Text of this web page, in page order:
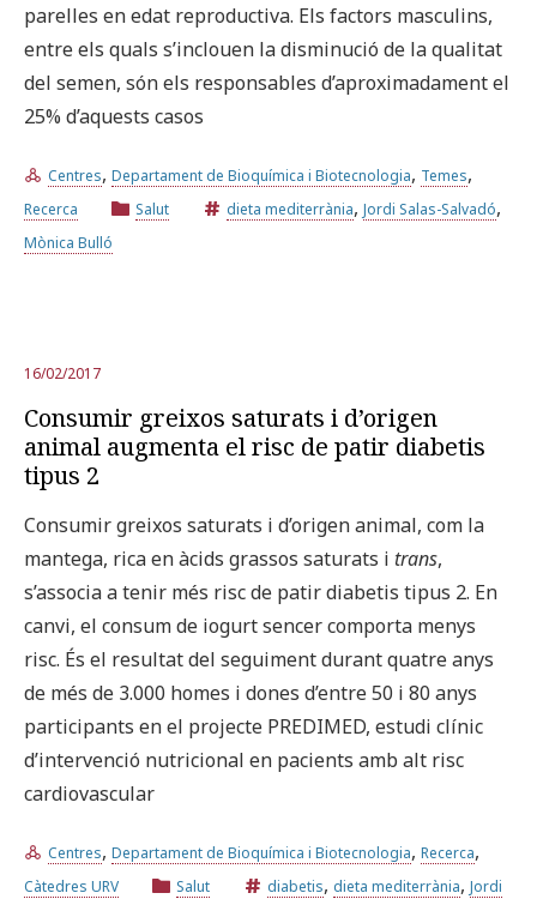
parelles en edat reproductiva. Els factors masculins,
entre els quals s’inclouen la disminució de la qualitat
del semen, són els responsables d’aproximadament el
25% d’aquests casos
Centres, Departament de Bioquímica i Biotecnologia, Temes,
Recerca Salut dieta mediterrània, Jordi Salas-Salvadó,
Mònica Bulló
16/02/2017
Consumir greixos saturats i d’origen
animal augmenta el risc de patir diabetis
tipus 2
Consumir greixos saturats i d’origen animal, com la
mantega, rica en àcids grassos saturats i trans,
s’associa a tenir més risc de patir diabetis tipus 2. En
canvi, el consum de iogurt sencer comporta menys
risc. És el resultat del seguiment durant quatre anys
de més de 3.000 homes i dones d’entre 50 i 80 anys
participants en el projecte PREDIMED, estudi clínic
d’intervenció nutricional en pacients amb alt risc
cardiovascular
Centres, Departament de Bioquímica i Biotecnologia, Recerca,
Càtedres URV Salut diabetis, dieta mediterrània, Jordi